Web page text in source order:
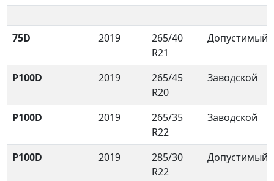
75D 2019
265/40
R21
Допустимый
P100D 2019
265/45
R20
Заводской
P100D 2019
265/35
R22
Заводской
P100D 2019
285/30
R22
Допустимый